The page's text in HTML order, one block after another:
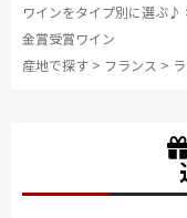
ワインをタイプ別に選ぶ♪
金賞受賞ワイン
産地で探す > フランス >